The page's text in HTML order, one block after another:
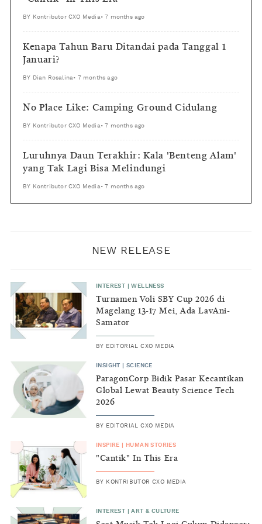
BY Kontributor CXO Media •7 months ago
Kenapa Tahun Baru Ditandai pada Tanggal 1
Januari?
BY Dian Rosalina • 7 months ago
No Place Like: Camping Ground Cidulang
BY Kontributor CXO Media •7 months ago
Luruhnya Daun Terakhir: Kala 'Benteng Alam'
yang Tak Lagi Bisa Melindungi
BY Kontributor CXO Media •7 months ago
NEW RELEASE
INTEREST |WELLNESS
Turnamen Voli SBY Cup 2026 di
Magelang 13-17 Mei, Ada LavAni-
Samator
BY EDITORIAL CXO MEDIA
INSIGHT |SCIENCE
ParagonCorp Bidik Pasar Kecantikan
Global Lewat Beauty Science Tech
2026
BY EDITORIAL CXO MEDIA
INSPIRE HUMAN STORIES
"Cantik" In This Era
BY KONTRIBUTOR CXO MEDIA
INTEREST |ART & CULTURE